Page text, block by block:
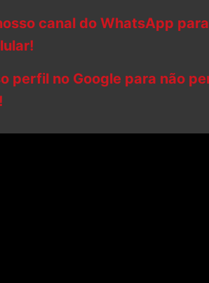
canal do WhatsApp
perfil no Google para não